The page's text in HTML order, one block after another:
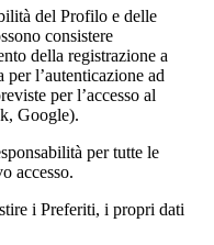
del Profilo e delle
consistere
della registrazione a
l’autenticazione ad
per l’accesso al
Google).
per tutte le
accesso.
i Preferiti, i propri dati